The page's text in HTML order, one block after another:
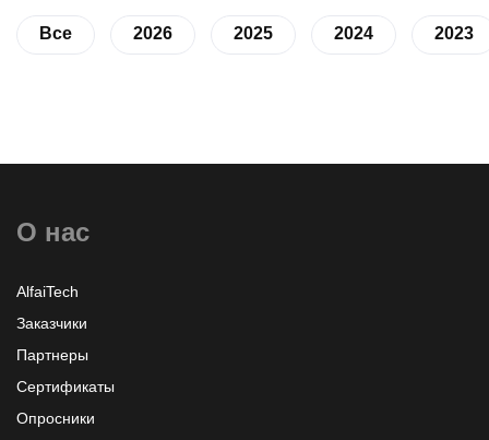
Все 2026 2025 2024 2023
О нас
AlfaiTech
Заказчики
Партнеры
Сертификаты
Опросники